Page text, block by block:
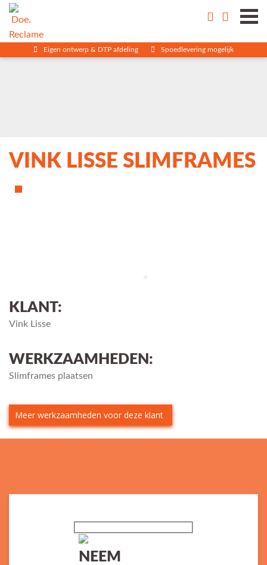
Eigen ontwerp & DTP afdeling Spoedlevering mogelijk
VINK LISSE SLIMFRAMES
KLANT:
Vink Lisse
WERKZAAMHEDEN:
Slimframes plaatsen
Meer werkzaamheden voor deze klant
NEEM